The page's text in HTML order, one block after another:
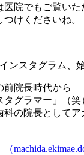
院でもご覧いた
けくださいね。
ンスタグラム、
前院長時代から
タグラマー」（
の院長としてア
machida.ekimae.dc